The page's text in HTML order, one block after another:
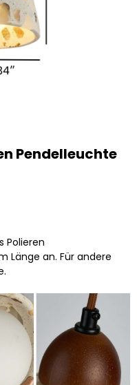
Pendelleuchte
Polieren
Länge an. Für andere